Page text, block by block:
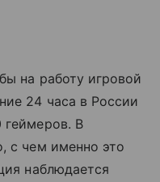
на работу игровой
24 часа в России
геймеров. В
с чем именно это
наблюдается